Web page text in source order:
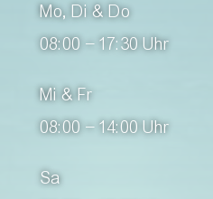
Mo, Di & Do
08:00 – 17:30 Uhr
Mi & Fr
08:00 – 14:00 Uhr
Sa